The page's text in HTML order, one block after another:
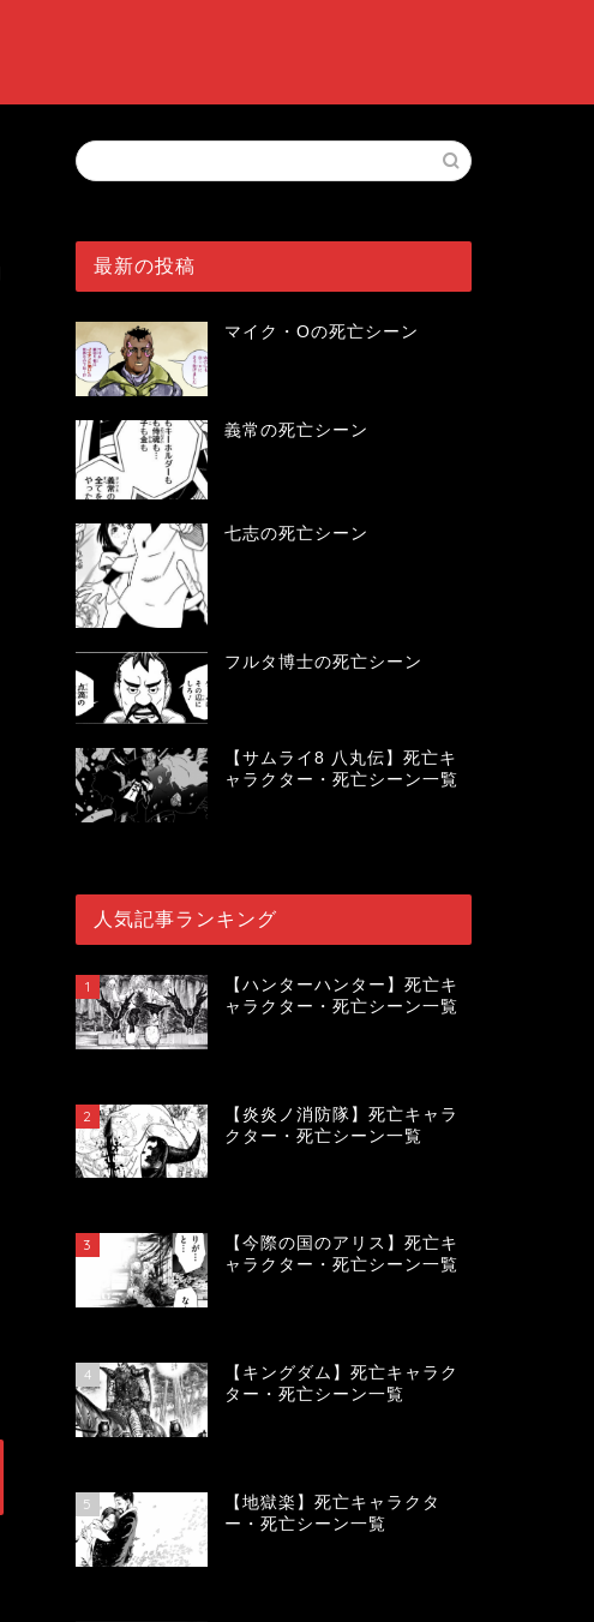
最新の投稿
マイク・Oの死亡シーン
義常の死亡シーン
七志の死亡シーン
フルタ博士の死亡シーン
【サムライ8 八丸伝】死亡キ
ャラクター・死亡シーン一覧
人気記事ランキング
1
【ハンターハンター】死亡キ
ャラクター・死亡シーン一覧
2
【炎炎ノ消防隊】死亡キャラ
クター・死亡シーン一覧
3
【今際の国のアリス】死亡キ
ャラクター・死亡シーン一覧
4
【キングダム】死亡キャラク
ター・死亡シーン一覧
5
【地獄楽】死亡キャラクタ
ー・死亡シーン一覧